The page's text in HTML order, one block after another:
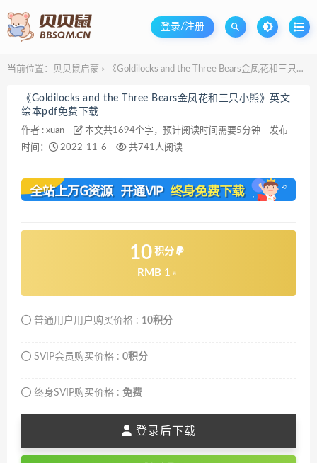
登录/注册
当前位置： 贝贝鼠启蒙 > 《Goldilocks and the Three Bears金凤花和三只小熊》英文绘本pdf免费下载
《Goldilocks and the Three Bears金凤花和三只小熊》英文
绘本pdf免费下载
作者 : xuan 本文共1694个字，预计阅读时间需要5分钟
发布
时间：
2022-11-6 共741人阅读
10 积分
RMB 1 元
普通用户用户购买价格 : 10积分
SVIP会员购买价格 : 0积分
终身SVIP购买价格 : 免费
登录后下载